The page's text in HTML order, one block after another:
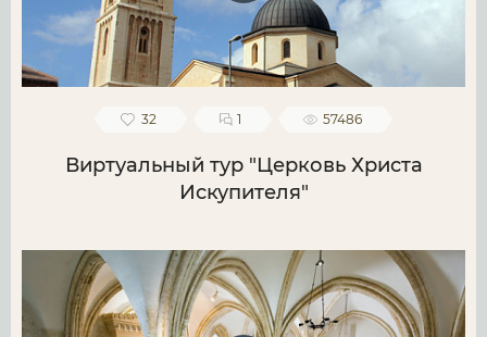
32 1 57486
Виртуальный тур "Церковь Христа
Искупителя"